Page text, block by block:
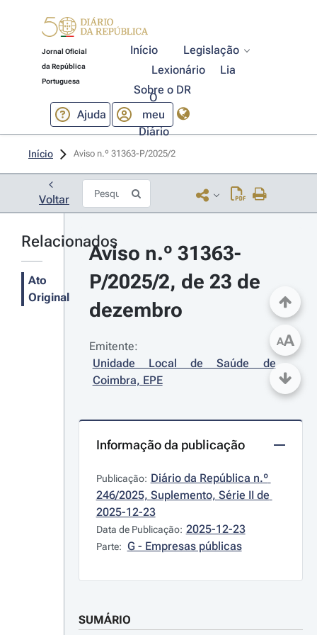
Jornal Oficial
da República
Portuguesa
Início
Legislação
Lexionário
Lia
Sobre o DR
Ajuda
O
meu
Diário
Início Aviso n.º 31363-P/2025/2
Voltar
Relacionados
Ato
Original
Aviso n.º 31363-
P/2025/2, de 23 de
dezembro
Emitente:
Unidade Local de Saúde de
Coimbra, EPE
Informação da publicação
Publicação: Diário da República n.º
246/2025, Suplemento, Série II de
2025-12-23
Data de Publicação: 2025-12-23
Parte: G - Empresas públicas
SUMÁRIO
AA